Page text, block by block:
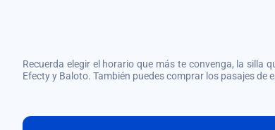
Recuerda elegir el horario que más te convenga, la silla
Efecty y Baloto. También puedes comprar los pasajes